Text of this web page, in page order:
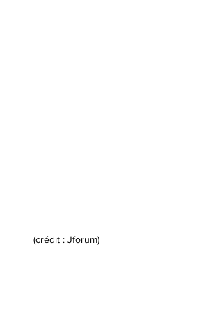
(crédit : Jforum)